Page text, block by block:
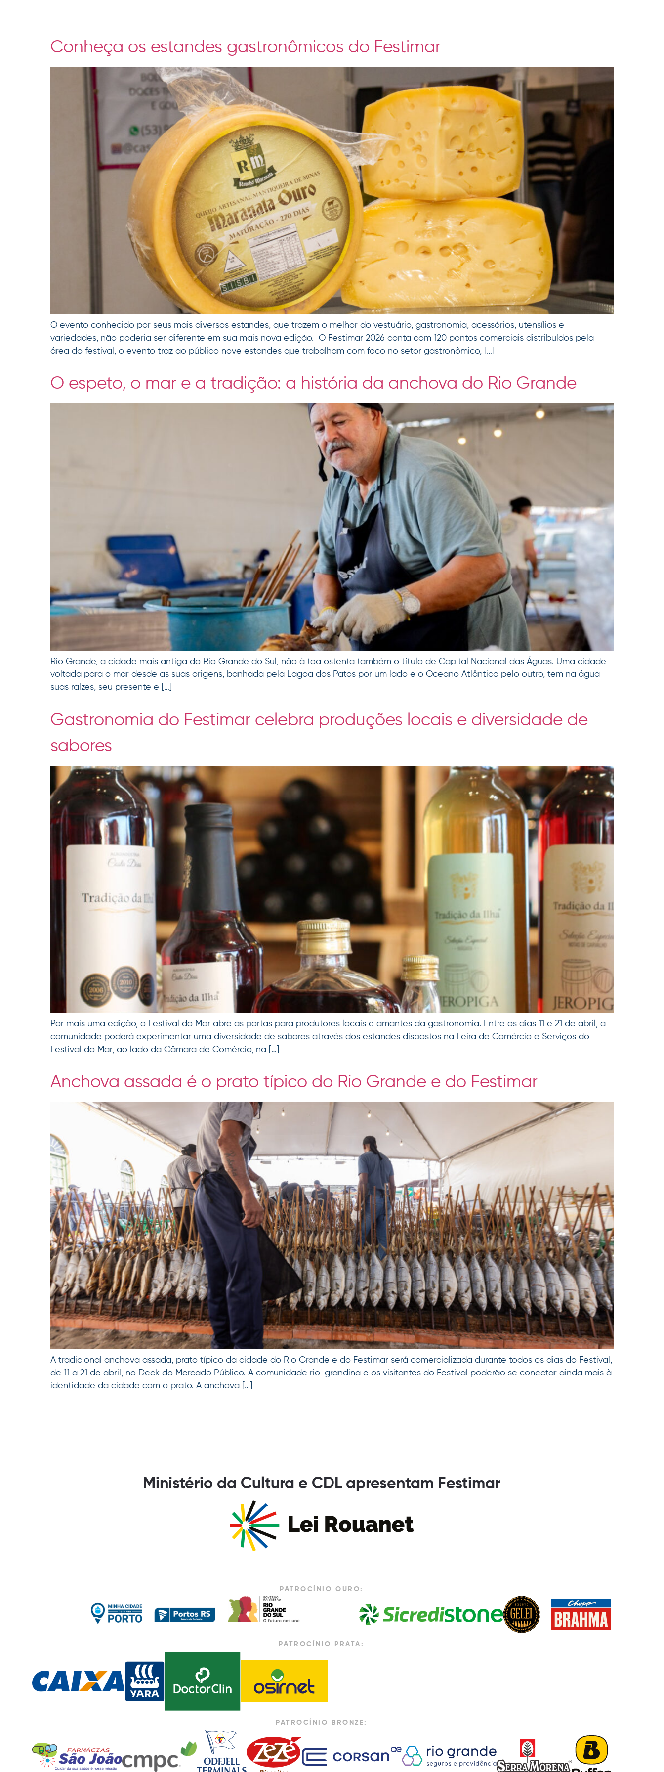
Conheça os estandes gastronômicos do Festimar
O evento conhecido por seus mais diversos estandes, que trazem o melhor do vestuário, gastronomia, acessórios, utensílios e
variedades, não poderia ser diferente em sua mais nova edição. O Festimar 2026 conta com 120 pontos comerciais distribuídos pela
área do festival, o evento traz ao público nove estandes que trabalham com foco no setor gastronômico, […]
O espeto, o mar e a tradição: a história da anchova do Rio Grande
Rio Grande, a cidade mais antiga do Rio Grande do Sul, não à toa ostenta também o título de Capital Nacional das Águas. Uma cidade
voltada para o mar desde as suas origens, banhada pela Lagoa dos Patos por um lado e o Oceano Atlântico pelo outro, tem na água
suas raízes, seu presente e […]
Gastronomia do Festimar celebra produções locais e diversidade de
sabores
Por mais uma edição, o Festival do Mar abre as portas para produtores locais e amantes da gastronomia. Entre os dias 11 e 21 de abril, a
comunidade poderá experimentar uma diversidade de sabores através dos estandes dispostos na Feira de Comércio e Serviços do
Festival do Mar, ao lado da Câmara de Comércio, na […]
Anchova assada é o prato típico do Rio Grande e do Festimar
A tradicional anchova assada, prato típico da cidade do Rio Grande e do Festimar será comercializada durante todos os dias do Festival,
de 11 a 21 de abril, no Deck do Mercado Público. A comunidade rio-grandina e os visitantes do Festival poderão se conectar ainda mais à
identidade da cidade com o prato. A anchova […]
Ministério da Cultura e CDL apresentam Festimar
PATROCÍNIO OURO:
PATROCÍNIO PRATA:
PATROCÍNIO BRONZE: